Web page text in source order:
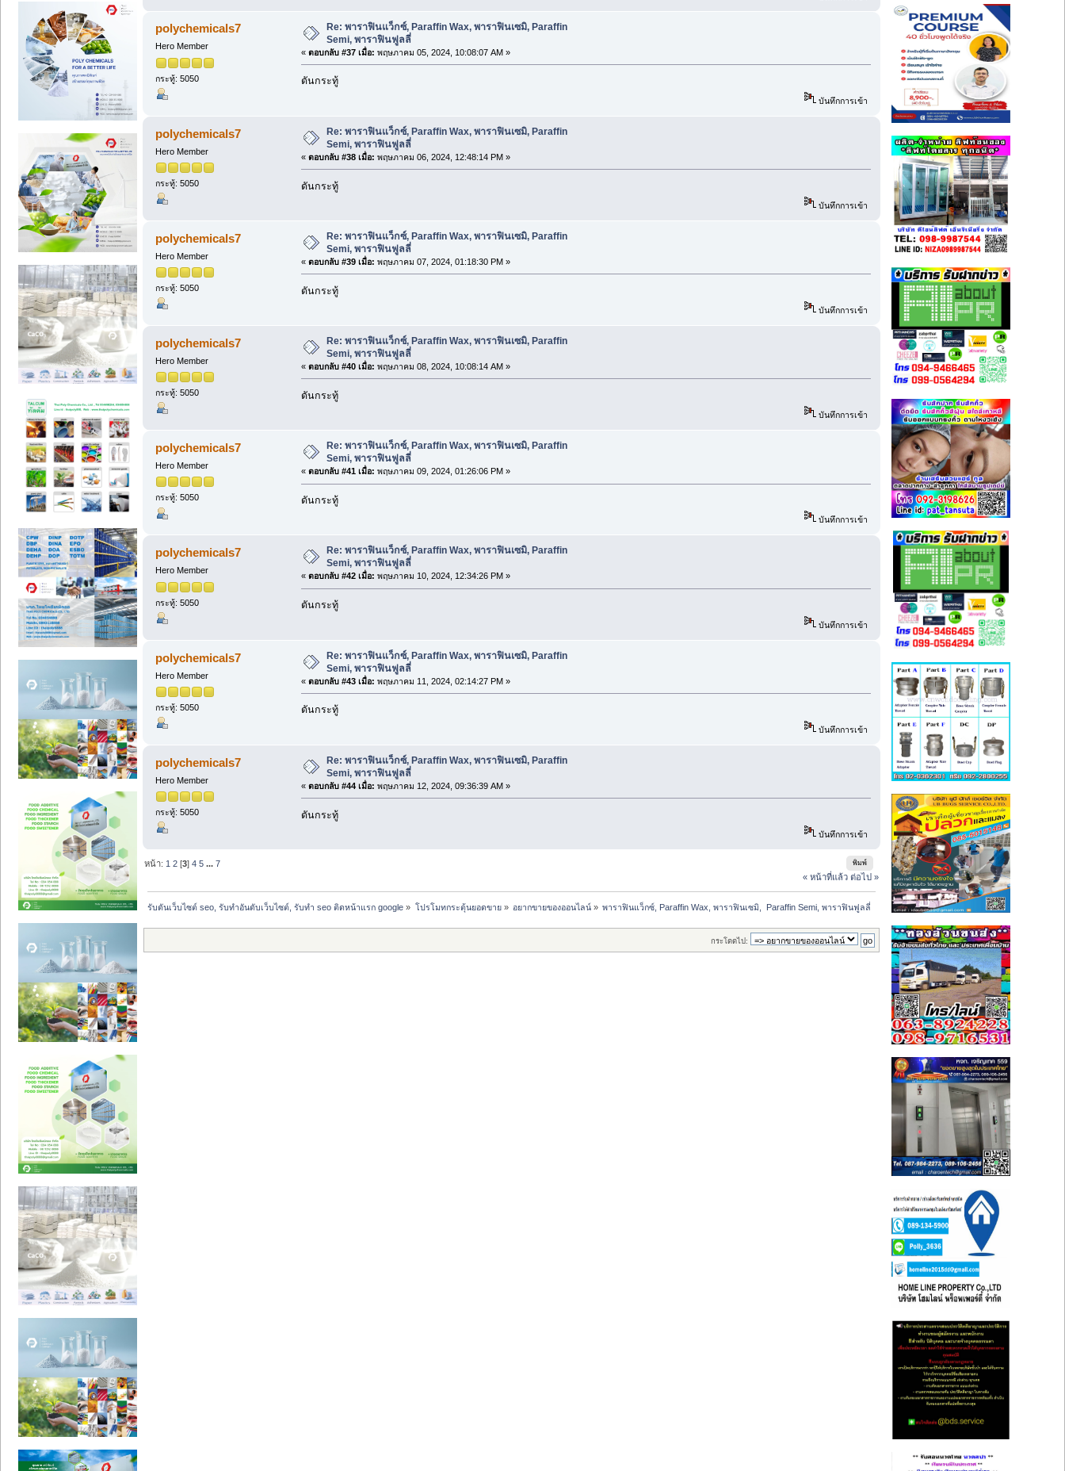
polychemicals7
Hero Member
กระทู้: 5050
Re: พาราฟินแว็กซ์, Paraffin Wax, พาราฟินเซมิ, Paraffin
Semi, พาราฟินฟูลลี่
« ตอบกลับ #37 เมื่อ: พฤษภาคม 05, 2024, 10:08:07 AM »
ดันกระทู้
บันทึกการเข้า
polychemicals7
Hero Member
กระทู้: 5050
Re: พาราฟินแว็กซ์, Paraffin Wax, พาราฟินเซมิ, Paraffin
Semi, พาราฟินฟูลลี่
« ตอบกลับ #38 เมื่อ: พฤษภาคม 06, 2024, 12:48:14 PM »
ดันกระทู้
บันทึกการเข้า
polychemicals7
Hero Member
กระทู้: 5050
Re: พาราฟินแว็กซ์, Paraffin Wax, พาราฟินเซมิ, Paraffin
Semi, พาราฟินฟูลลี่
« ตอบกลับ #39 เมื่อ: พฤษภาคม 07, 2024, 01:18:30 PM »
ดันกระทู้
บันทึกการเข้า
polychemicals7
Hero Member
กระทู้: 5050
Re: พาราฟินแว็กซ์, Paraffin Wax, พาราฟินเซมิ, Paraffin
Semi, พาราฟินฟูลลี่
« ตอบกลับ #40 เมื่อ: พฤษภาคม 08, 2024, 10:08:14 AM »
ดันกระทู้
บันทึกการเข้า
polychemicals7
Hero Member
กระทู้: 5050
Re: พาราฟินแว็กซ์, Paraffin Wax, พาราฟินเซมิ, Paraffin
Semi, พาราฟินฟูลลี่
« ตอบกลับ #41 เมื่อ: พฤษภาคม 09, 2024, 01:26:06 PM »
ดันกระทู้
บันทึกการเข้า
polychemicals7
Hero Member
กระทู้: 5050
Re: พาราฟินแว็กซ์, Paraffin Wax, พาราฟินเซมิ, Paraffin
Semi, พาราฟินฟูลลี่
« ตอบกลับ #42 เมื่อ: พฤษภาคม 10, 2024, 12:34:26 PM »
ดันกระทู้
บันทึกการเข้า
polychemicals7
Hero Member
กระทู้: 5050
Re: พาราฟินแว็กซ์, Paraffin Wax, พาราฟินเซมิ, Paraffin
Semi, พาราฟินฟูลลี่
« ตอบกลับ #43 เมื่อ: พฤษภาคม 11, 2024, 02:14:27 PM »
ดันกระทู้
บันทึกการเข้า
polychemicals7
Hero Member
กระทู้: 5050
Re: พาราฟินแว็กซ์, Paraffin Wax, พาราฟินเซมิ, Paraffin
Semi, พาราฟินฟูลลี่
« ตอบกลับ #44 เมื่อ: พฤษภาคม 12, 2024, 09:36:39 AM »
ดันกระทู้
บันทึกการเข้า
พิมพ์
หน้า: 1 2 [3]4 5 ...7
« หน้าที่แล้ว ต่อไป »
รับดันเว็บไซต์ seo, รับทำอันดับเว็บไซต์, รับทำ seo ติดหน้าแรก google » โปรโมทกระตุ้นยอดขาย» อยากขายของออนไลน์» พาราฟินแว็กซ์, Paraffin Wax, พาราฟินเซมิ,  Paraffin Semi, พาราฟินฟูลลี่
กระโดดไป: